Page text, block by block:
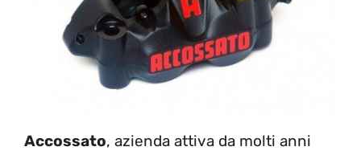
Accossato, azienda attiva da molti anni